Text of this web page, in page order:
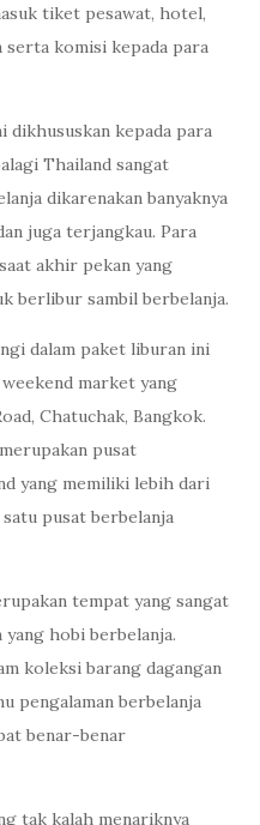
tiket pesawat, hotel,
serta komisi kepada para
dikhususkan kepada para
Thailand sangat
dikarenakan banyaknya
juga terjangkau. Para
akhir pekan yang
berlibur sambil berbelanja.
dalam paket liburan ini
market yang
Chatuchak, Bangkok.
pusat
yang memiliki lebih dari
pusat berbelanja
tempat yang sangat
hobi berbelanja.
koleksi barang dagangan
pengalaman berbelanja
benar-benar
tak kalah menariknya